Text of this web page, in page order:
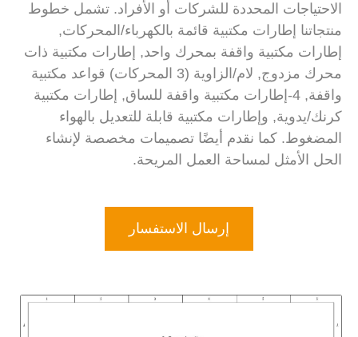
الاحتياجات المحددة للشركات أو الأفراد. تشمل خطوط
منتجاتنا إطارات مكتبية قائمة بالكهرباء/المحركات,
إطارات مكتبية واقفة بمحرك واحد, إطارات مكتبية ذات
محرك مزدوج, لام/الزاوية (3 المحركات) قواعد مكتبية
واقفة, 4-إطارات مكتبية واقفة للساق, إطارات مكتبية
كرنك/يدوية, وإطارات مكتبية قابلة للتعديل بالهواء
المضغوط. كما نقدم أيضًا تصميمات مخصصة لإنشاء
الحل الأمثل لمساحة العمل المريحة.
إرسال الاستفسار